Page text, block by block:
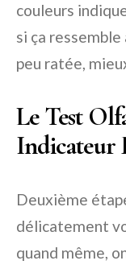
couleurs
si ça
peu ratée,
Le Test
Indicateur
Deuxième
délicatement
quand même,